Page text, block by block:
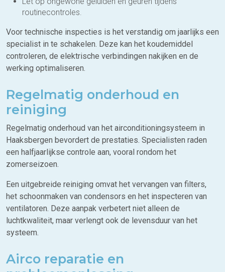
routinecontroles.
Voor technische inspecties is het verstandig om jaarlijks een
specialist in te schakelen. Deze kan het koudemiddel
controleren, de elektrische verbindingen nakijken en de
werking optimaliseren.
Regelmatig onderhoud en
reiniging
Regelmatig onderhoud van het airconditioningsysteem in
Haaksbergen bevordert de prestaties. Specialisten raden
een halfjaarlijkse controle aan, vooral rondom het
zomerseizoen.
Een uitgebreide reiniging omvat het vervangen van filters,
het schoonmaken van condensors en het inspecteren van
ventilatoren. Deze aanpak verbetert niet alleen de
luchtkwaliteit, maar verlengt ook de levensduur van het
systeem.
Airco reparatie en